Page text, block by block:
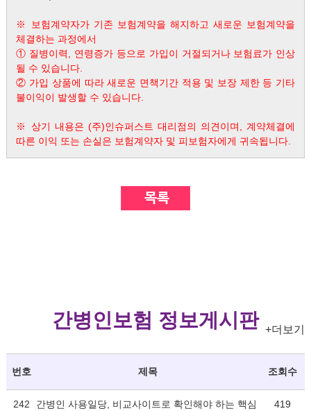
※ 보험계약자가 기존 보험계약을 해지하고 새로운 보험계약을
체결하는 과정에서
① 질병이력, 연령증가 등으로 가입이 거절되거나 보험료가 인상
될 수 있습니다.
② 가입 상품에 따라 새로운 면책기간 적용 및 보장 제한 등 기타
불이익이 발생할 수 있습니다.
※ 상기 내용은 (주)인슈퍼스트 대리점의 의견이며, 계약체결에
따른 이익 또는 손실은 보험계약자 및 피보험자에게 귀속됩니다.
간병인보험 정보게시판 +더보기
번호 제목 조회수
242
간병인 사용일당, 비교사이트로 확인해야 하는 핵심
419